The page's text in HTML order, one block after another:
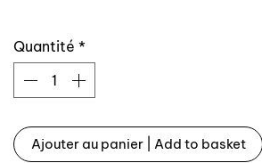
Référence origine: 7705001205
-------------------------------
--------------------------
Quantité *
Ajouter au panier | Add to basket